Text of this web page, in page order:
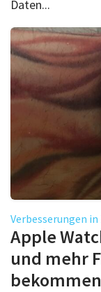
Daten...
Verbesserungen
Apple
und mehr
bekommen